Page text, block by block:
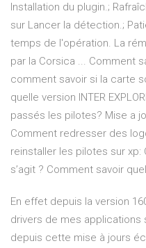
Installation du plugin.;
sur Lancer la détection.;
temps de l'opération. La
par la Corsica ... Comment
comment savoir si la carte
quelle version INTER
passés les pilotes? Mise a
Comment redresser des
reinstaller les pilotes sur xp:
s’agit ? Comment savoir
En effet depuis la version
drivers de mes applications
depuis cette mise à jours